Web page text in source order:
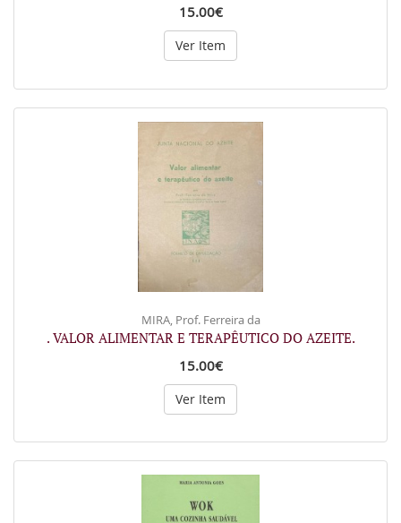
15.00€
Ver Item
MIRA, Prof. Ferreira da
. VALOR ALIMENTAR E TERAPÊUTICO DO AZEITE.
15.00€
Ver Item